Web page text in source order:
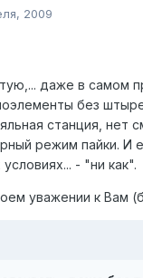
2009
даже в самом
без
станция,
режим пайки. И
- "ни как".
уважении к Вам